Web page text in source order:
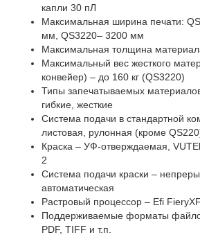
капли 30 пЛ
Максимальная ширина печати:
мм, QS3220– 3200 мм
Максимальная толщина
Максимальный вес жесткого
конвейер) – до 160 кг (QS3220)
Типы запечатываемых
гибкие, жесткие
Система подачи в стандартной
листовая, рулонная (кроме
Краска – УФ-отверждаемая,
2
Система подачи краски –
автоматическая
Растровый процессор – Efi FieryXF
Поддерживаемые форматы
PDF, TIFF и т.п.